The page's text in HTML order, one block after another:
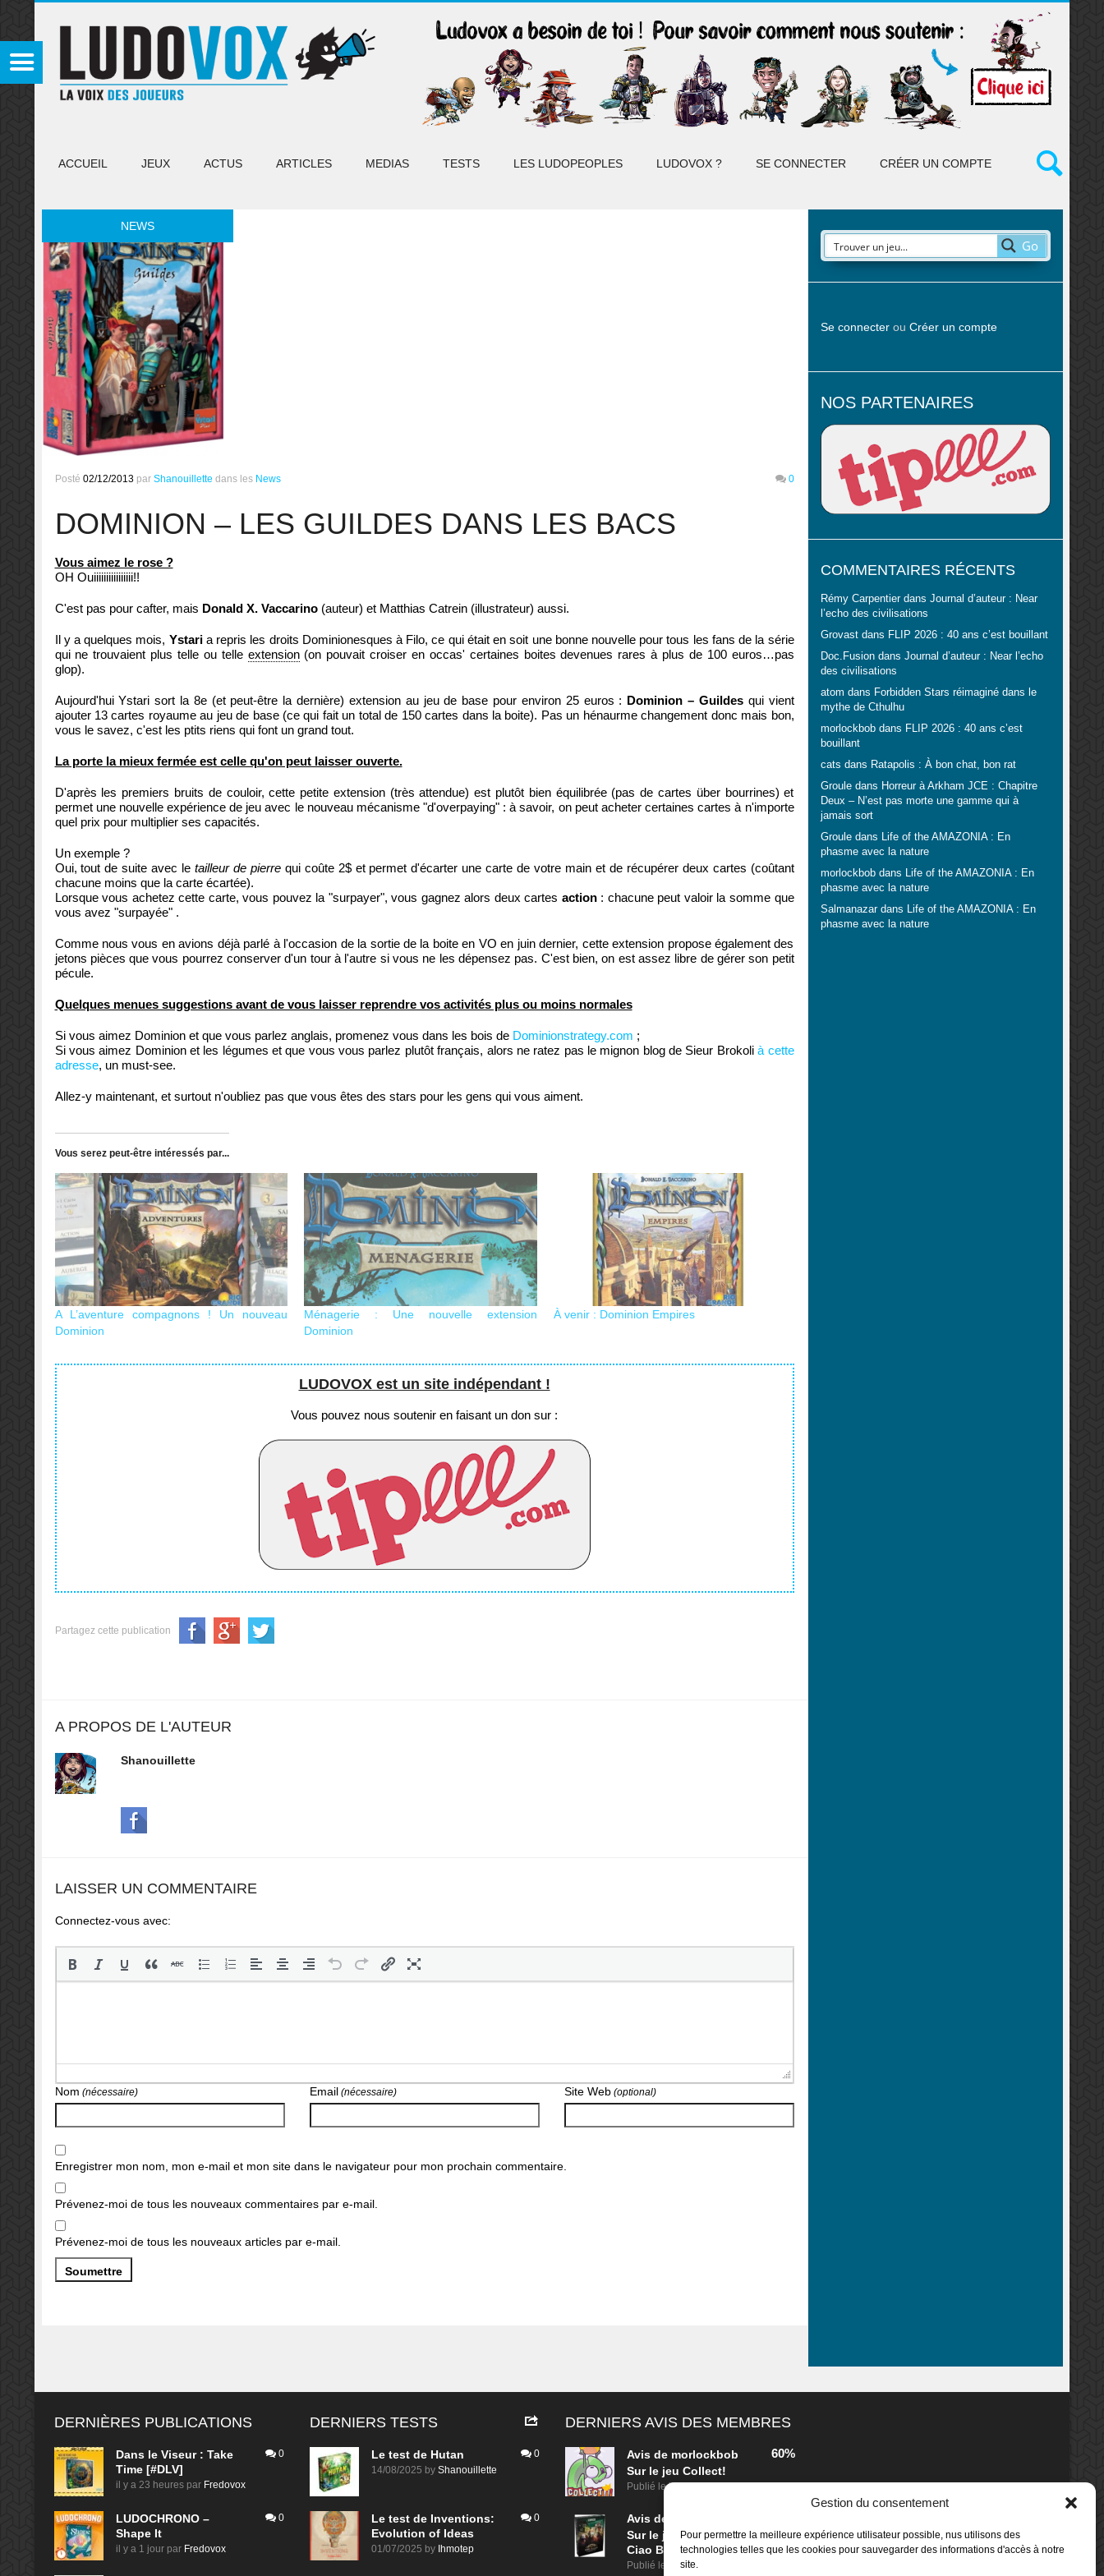
Gestion du consentement
Pour permettre la meilleure expérience utilisateur possible, nus utilisons des
technologies telles que les cookies pour sauvegarder des informations d'accès à notre
site.
ACCUEIL JEUX ACTUS ARTICLES MEDIAS TESTS LES LUDOPEOPLES LUDOVOX ? SE CONNECTER CRÉER UN COMPTE
NEWS
Posté 02/12/2013 par Shanouillette dans les News 0
DOMINION – LES GUILDES DANS LES BACS
Vous aimez le rose ?
OH Ouiiiiiiiiiiiiiiii!!
C'est pas pour cafter, mais Donald X. Vaccarino(auteur) et Matthias Catrein (illustrateur) aussi.
Il y a quelques mois, Ystari a repris les droits Dominionesques à Filo, ce qui était en soit une bonne nouvelle pour tous les fans de la série
qui ne trouvaient plus telle ou telle extension(on pouvait croiser en occas' certaines boites devenues rares à plus de 100 euros…pas
glop).
Aujourd'hui Ystari sort la 8e (et peut-être la dernière) extension au jeu de base pour environ 25 euros : Dominion – Guildesqui vient
ajouter 13 cartes royaume au jeu de base (ce qui fait un total de 150 cartes dans la boite). Pas un hénaurme changement donc mais bon,
vous le savez, c'est les ptits riens qui font un grand tout.
La porte la mieux fermée est celle qu'on peut laisser ouverte.
D'après les premiers bruits de couloir, cette petite extension (très attendue) est plutôt bien équilibrée (pas de cartes über bourrines) et
permet une nouvelle expérience de jeu avec le nouveau mécanisme "d'overpaying" : à savoir, on peut acheter certaines cartes à n'importe
quel prix pour multiplier ses capacités.
Un exemple ?
Oui, tout de suite avec letailleur de pierrequi coûte 2$ et permet d'écarter une carte de votre main et de récupérer deux cartes (coûtant
chacune moins que la carte écartée).
Lorsque vous achetez cette carte, vous pouvez la "surpayer", vous gagnez alors deux cartes action : chacune peut valoir la somme que
vous avez "surpayée" .
Comme nous vous en avions déjà parlé à l'occasion de la sortie de la boite en VO en juin dernier, cette extension propose également des
jetons pièces que vous pourrez conserver d'un tour à l'autre si vous ne les dépensez pas. C'est bien, on est assez libre de gérer son petit
pécule.
Quelques menues suggestions avant de vous laisser reprendre vos activités plus ou moins normales
Si vous aimez Dominion et que vous parlez anglais, promenez vous dans les bois de Dominionstrategy.com ;
Si vous aimez Dominion et les légumes et que vous vous parlez plutôt français, alors ne ratez pas le mignon blog de Sieur Brokolià cette
adresse, un must-see.
Allez-y maintenant, et surtout n'oubliez pas que vous êtes des stars pour les gens qui vous aiment.
Vous serez peut-être intéressés par...
A L’aventure compagnons ! Un nouveau
Dominion
Ménagerie : Une nouvelle extension
Dominion
À venir : Dominion Empires
LUDOVOX est un site indépendant !
Vous pouvez nous soutenir en faisant un don sur :
Partagez cette publication
A PROPOS DE L'AUTEUR
Shanouillette
LAISSER UN COMMENTAIRE
Connectez-vous avec:
Nom (nécessaire) Email (nécessaire) Site Web(optional)
Enregistrer mon nom, mon e-mail et mon site dans le navigateur pour mon prochain commentaire.
Prévenez-moi de tous les nouveaux commentaires par e-mail.
Prévenez-moi de tous les nouveaux articles par e-mail.
Go
Se connecterou Créer un compte
NOS PARTENAIRES
COMMENTAIRES RÉCENTS
Rémy Carpentierdans Journal d’auteur : Near
l’echo des civilisations
Grovastdans FLIP 2026 : 40 ans c’est bouillant
Doc.Fusiondans Journal d’auteur : Near l’echo
des civilisations
atom dans Forbidden Stars réimaginé dans le
mythe de Cthulhu
morlockbobdans FLIP 2026 : 40 ans c’est
bouillant
cats dans Ratapolis : À bon chat, bon rat
Grouledans Horreur à Arkham JCE : Chapitre
Deux – N’est pas morte une gamme qui à
jamais sort
Grouledans Life of the AMAZONIA : En
phasme avec la nature
morlockbobdans Life of the AMAZONIA : En
phasme avec la nature
Salmanazardans Life of the AMAZONIA : En
phasme avec la nature
DERNIÈRES PUBLICATIONS
Dans le Viseur : Take
Time [#DLV]
il y a 23 heures par Fredovox
0
LUDOCHRONO –
Shape It
il y a 1 jour par Fredovox
0
DERNIERS TESTS
Le test de Hutan
14/08/2025 by Shanouillette
0
Le test de Inventions:
Evolution of Ideas
01/07/2025 by Ihmotep
0
DERNIERS AVIS DES MEMBRES
Avis de morlockbob
Sur le jeu Collect!
Publié leil y a 1 jour
60%
Avis de
Sur le jeu Detective Box -
Ciao Bella
Publié le il y a 2 jours